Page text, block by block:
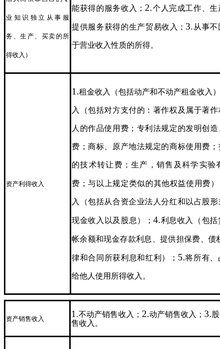
业知识独立从事服
务、生产、买卖的所
得收入）
能获得的服务收入；2.个人完成工作、
提供服务获得的生产贸易收入； 3.从事不
于营业收入性质的所得。
资产利得收入
1.租金收入（包括动产和不动产租金收入
入（包括对方支付的：著作权及属于著
人的作品使用费；专利法规定的发明创
费；商标、原产地法规定的商标使用费
的技术转让费；生产，销售及科学实验
费；与以上规定类似的其他权益使用费
入（包括从合资企业法人分红和以占股
现金收入以及股息）； 4.利息收入（包
帐余额和现金存款利息、提供担保费、债
律和合同所获利息和红利）； 5.将所有
给他人使用所得收入。
资产销售收入 1.不动产销售收入； 2.动产销售收入； 3.
售收入。